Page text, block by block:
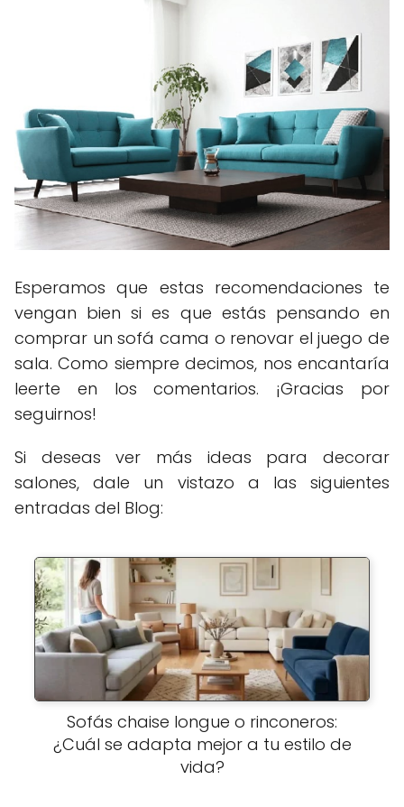
Esperamos que estas recomendaciones te
vengan bien si es que estás pensando en
comprar un sofá cama o renovar el juego de
sala. Como siempre decimos, nos encantaría
leerte en los comentarios. ¡Gracias por
seguirnos!
Si deseas ver más ideas para decorar
salones, dale un vistazo a las siguientes
entradas del Blog:
Sofás chaise longue o rinconeros:
¿Cuál se adapta mejor a tu estilo de
vida?